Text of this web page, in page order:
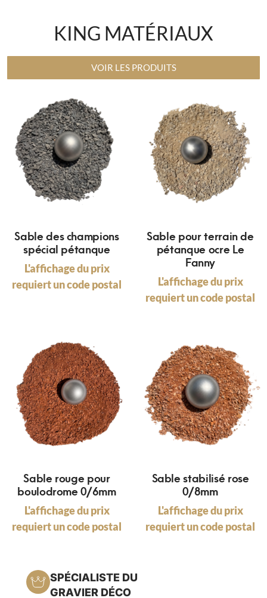
KING MATÉRIAUX
VOIR LES PRODUITS
Sable des champions
spécial pétanque
L'affichage du prix
requiert un code postal
Sable pour terrain de
pétanque ocre Le
Fanny
L'affichage du prix
requiert un code postal
Sable rouge pour
boulodrome 0/6mm
L'affichage du prix
requiert un code postal
Sable stabilisé rose
0/8mm
L'affichage du prix
requiert un code postal
SPÉCIALISTE DU
GRAVIER DÉCO